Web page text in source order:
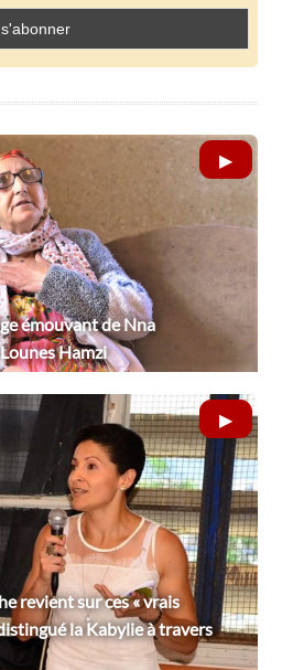
émouvant de Nna
Hamzi
revient sur ces « vrais
la Kabylie à travers